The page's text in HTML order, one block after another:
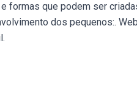
formas que podem ser
dos pequenos:.